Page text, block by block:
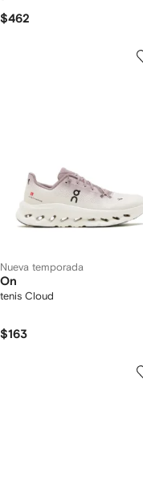
$462
Nueva temporada
On
tenis Cloud
$163